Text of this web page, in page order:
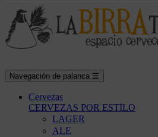
Navegación de palanca ☰
Cervezas
CERVEZAS POR ESTILO
LAGER
ALE